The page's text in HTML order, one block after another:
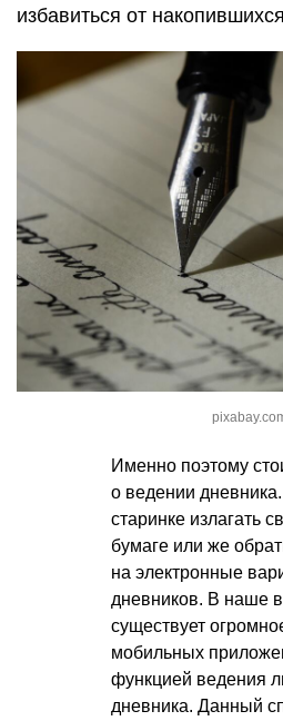
избавиться от
Именно поэтому
о ведении
старинке излагать
бумаге или же
на электронные
дневников. В наше
существует
мобильных
функцией ведения
дневника. Данный